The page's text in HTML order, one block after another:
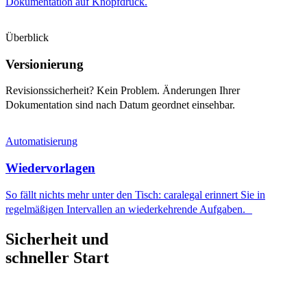
Überblick
Versionierung
Revisionssicherheit? Kein Problem. Änderungen Ihrer
Dokumentation sind nach Datum geordnet einsehbar.
Automatisierung
Wiedervorlagen
So fällt nichts mehr unter den Tisch: caralegal erinnert Sie in
regelmäßigen Intervallen an wiederkehrende Aufgaben.
Sicherheit und
schneller Start